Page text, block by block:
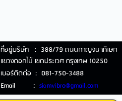
ที่อยู่บริษัท : 388/79 ถนนกาญจนาภิเษก
แขวงดอกไม้ เขตประเวศ กรุงเทพ 10250
เบอร์ติดต่อ : 081-750-3488
Email : siamvibro@gmail.com